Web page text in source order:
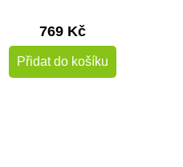
769 Kč
Přidat do košíku